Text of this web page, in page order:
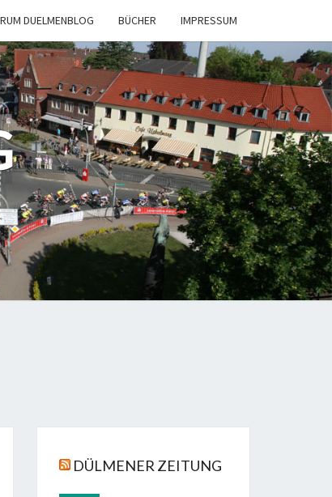
DUELMENBLOG BÜCHER IMPRESSUM
DÜLMENER ZEITUNG